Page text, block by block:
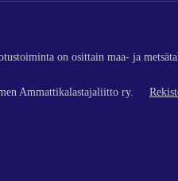
on osittain maa- ja
Ammattikalastajaliitto ry.